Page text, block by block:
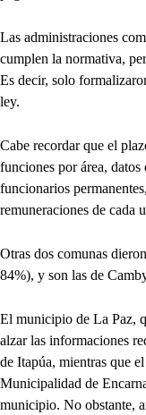
Las administraciones
cumplen la normativa,
Es decir, solo
ley.
Cabe recordar que el
funciones por área,
funcionarios
remuneraciones de cada
Otras dos comunas
84%), y son las de
El municipio de La Paz,
alzar las informaciones
de Itapúa, mientras que
Municipalidad de
municipio. No obstante,